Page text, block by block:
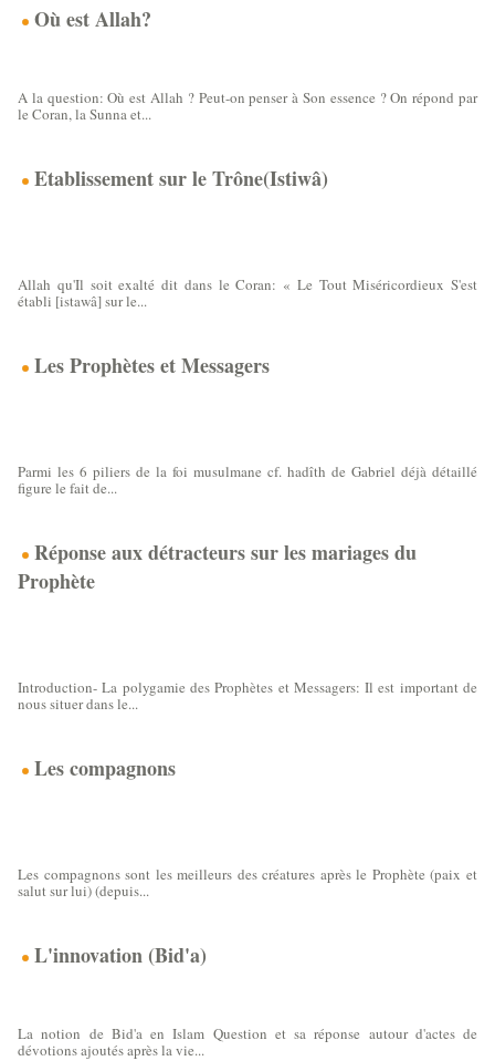
Où est Allah?
A la question: Où est Allah ? Peut-on penser à Son essence ? On répond par
le Coran, la Sunna et...
Etablissement sur le Trône(Istiwâ)
Allah qu'Il soit exalté dit dans le Coran: « Le Tout Miséricordieux S'est
établi [istawâ] sur le...
Les Prophètes et Messagers
Parmi les 6 piliers de la foi musulmane cf. hadîth de Gabriel déjà détaillé
figure le fait de...
Réponse aux détracteurs sur les mariages du
Prophète
Introduction- La polygamie des Prophètes et Messagers: Il est important de
nous situer dans le...
Les compagnons
Les compagnons sont les meilleurs des créatures après le Prophète (paix et
salut sur lui) (depuis...
L'innovation (Bid'a)
La notion de Bid'a en Islam Question et sa réponse autour d'actes de
dévotions ajoutés après la vie...